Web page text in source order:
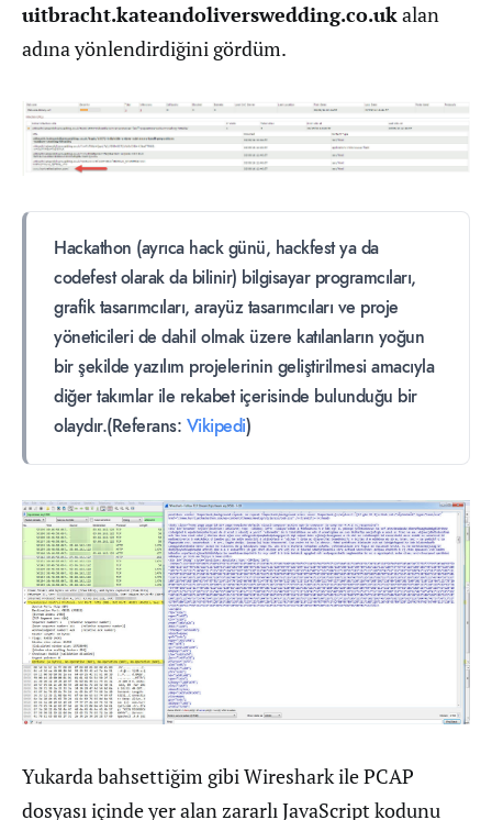
uitbracht.kateandoliverswedding.co.ukalan
adına yönlendirdiğini gördüm.
Hackathon (ayrıca hack günü, hackfest ya da
codefest olarak da bilinir) bilgisayar programcıları,
grafik tasarımcıları, arayüz tasarımcıları ve proje
yöneticileri de dahil olmak üzere katılanların yoğun
bir şekilde yazılım projelerinin geliştirilmesi amacıyla
diğer takımlar ile rekabet içerisinde bulunduğu bir
olaydır.(Referans: Vikipedi)
Yukarda bahsettiğim gibi Wireshark ile PCAP
dosyası içinde yer alan zararlı JavaScript kodunu